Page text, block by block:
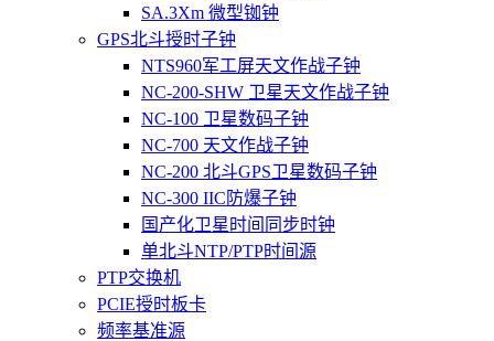
SA.3Xm 微型铷钟
GPS北斗授时子钟
NTS960军工屏天文作战子钟
NC-200-SHW 卫星天文作战子钟
NC-100 卫星数码子钟
NC-700 天文作战子钟
NC-200 北斗GPS卫星数码子钟
NC-300 IIC防爆子钟
国产化卫星时间同步时钟
单北斗NTP/PTP时间源
PTP交换机
PCIE授时板卡
频率基准源